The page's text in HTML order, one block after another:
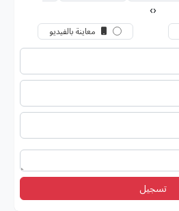
‹
›
معاينة بالفيديو
تسجيل